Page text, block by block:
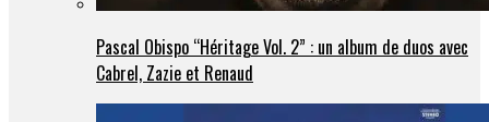
Pascal Obispo “Héritage Vol. 2” : un album de duos avec
Cabrel, Zazie et Renaud